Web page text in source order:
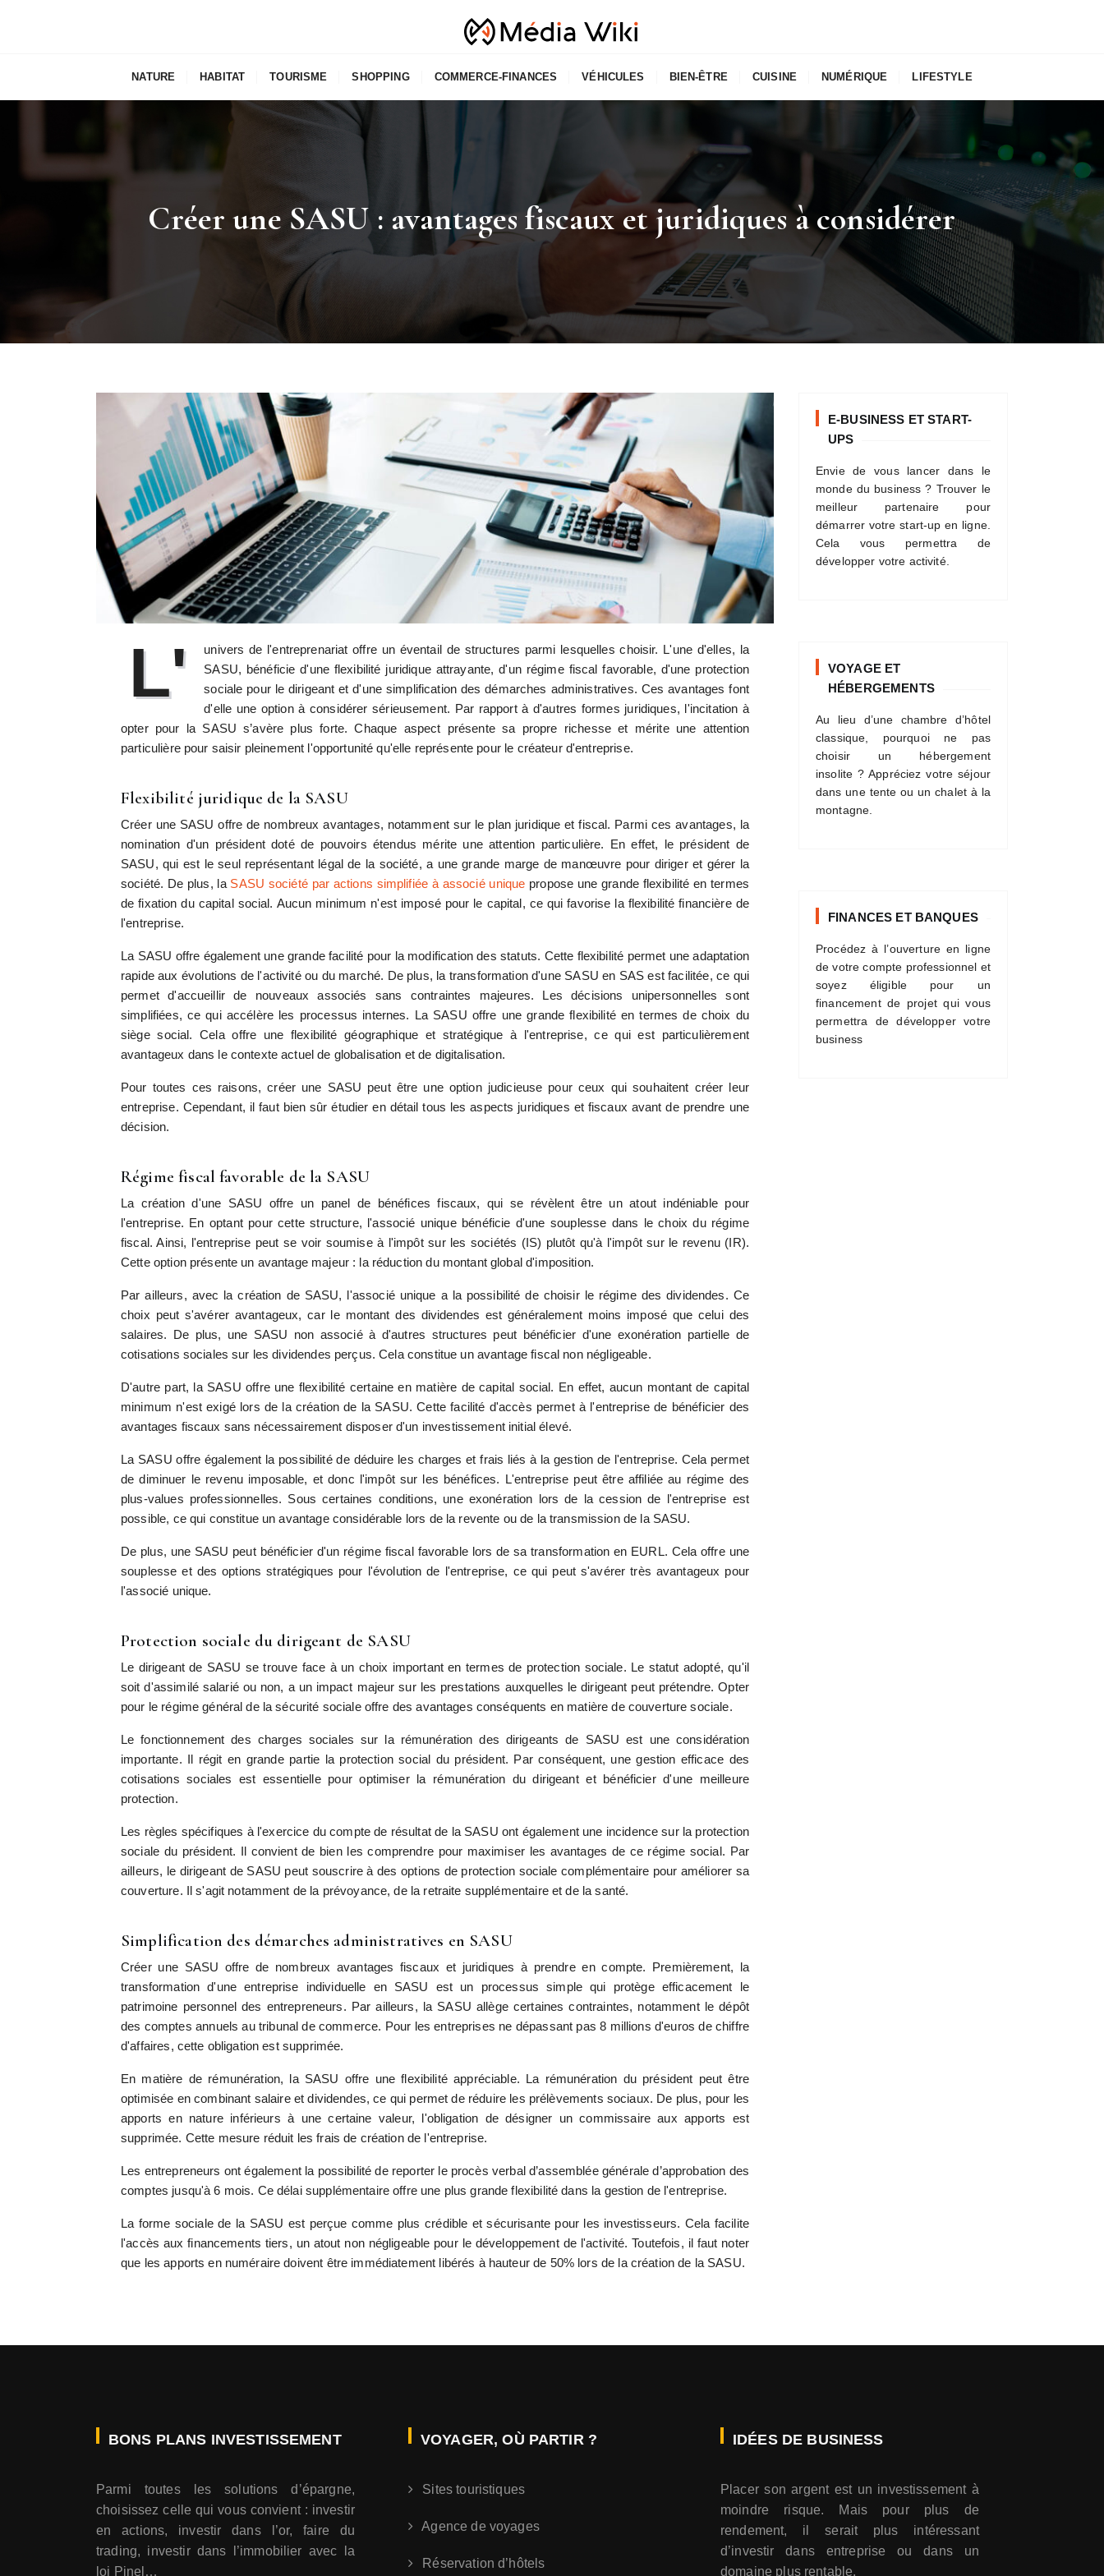
NATURE HABITAT TOURISME SHOPPING COMMERCE-FINANCES VÉHICULES BIEN-ÊTRE CUISINE NUMÉRIQUE LIFESTYLE
Créer une SASU : avantages fiscaux et juridiques à considérer
L'
univers de l'entreprenariat offre un éventail de structures parmi lesquelles choisir. L'une d'elles, la
SASU, bénéficie d'une flexibilité juridique attrayante, d'un régime fiscal favorable, d'une protection
sociale pour le dirigeant et d'une simplification des démarches administratives. Ces avantages font
d'elle une option à considérer sérieusement. Par rapport à d'autres formes juridiques, l'incitation à
opter pour la SASU s’avère plus forte. Chaque aspect présente sa propre richesse et mérite une attention
particulière pour saisir pleinement l'opportunité qu'elle représente pour le créateur d'entreprise.
Flexibilité juridique de la SASU
Créer une SASU offre de nombreux avantages, notamment sur le plan juridique et fiscal. Parmi ces avantages, la
nomination d'un président doté de pouvoirs étendus mérite une attention particulière. En effet, le président de
SASU, qui est le seul représentant légal de la société, a une grande marge de manœuvre pour diriger et gérer la
société. De plus, la SASU société par actions simplifiée à associé unique propose une grande flexibilité en termes
de fixation du capital social. Aucun minimum n'est imposé pour le capital, ce qui favorise la flexibilité financière de
l'entreprise.
La SASU offre également une grande facilité pour la modification des statuts. Cette flexibilité permet une adaptation
rapide aux évolutions de l'activité ou du marché. De plus, la transformation d'une SASU en SAS est facilitée, ce qui
permet d'accueillir de nouveaux associés sans contraintes majeures. Les décisions unipersonnelles sont
simplifiées, ce qui accélère les processus internes. La SASU offre une grande flexibilité en termes de choix du
siège social. Cela offre une flexibilité géographique et stratégique à l'entreprise, ce qui est particulièrement
avantageux dans le contexte actuel de globalisation et de digitalisation.
Pour toutes ces raisons, créer une SASU peut être une option judicieuse pour ceux qui souhaitent créer leur
entreprise. Cependant, il faut bien sûr étudier en détail tous les aspects juridiques et fiscaux avant de prendre une
décision.
Régime fiscal favorable de la SASU
La création d'une SASU offre un panel de bénéfices fiscaux, qui se révèlent être un atout indéniable pour
l'entreprise. En optant pour cette structure, l'associé unique bénéficie d'une souplesse dans le choix du régime
fiscal. Ainsi, l'entreprise peut se voir soumise à l'impôt sur les sociétés (IS) plutôt qu'à l'impôt sur le revenu (IR).
Cette option présente un avantage majeur : la réduction du montant global d'imposition.
Par ailleurs, avec la création de SASU, l'associé unique a la possibilité de choisir le régime des dividendes. Ce
choix peut s'avérer avantageux, car le montant des dividendes est généralement moins imposé que celui des
salaires. De plus, une SASU non associé à d'autres structures peut bénéficier d'une exonération partielle de
cotisations sociales sur les dividendes perçus. Cela constitue un avantage fiscal non négligeable.
D'autre part, la SASU offre une flexibilité certaine en matière de capital social. En effet, aucun montant de capital
minimum n'est exigé lors de la création de la SASU. Cette facilité d'accès permet à l'entreprise de bénéficier des
avantages fiscaux sans nécessairement disposer d'un investissement initial élevé.
La SASU offre également la possibilité de déduire les charges et frais liés à la gestion de l'entreprise. Cela permet
de diminuer le revenu imposable, et donc l'impôt sur les bénéfices. L'entreprise peut être affiliée au régime des
plus-values professionnelles. Sous certaines conditions, une exonération lors de la cession de l'entreprise est
possible, ce qui constitue un avantage considérable lors de la revente ou de la transmission de la SASU.
De plus, une SASU peut bénéficier d'un régime fiscal favorable lors de sa transformation en EURL. Cela offre une
souplesse et des options stratégiques pour l'évolution de l'entreprise, ce qui peut s'avérer très avantageux pour
l'associé unique.
Protection sociale du dirigeant de SASU
Le dirigeant de SASU se trouve face à un choix important en termes de protection sociale. Le statut adopté, qu'il
soit d'assimilé salarié ou non, a un impact majeur sur les prestations auxquelles le dirigeant peut prétendre. Opter
pour le régime général de la sécurité sociale offre des avantages conséquents en matière de couverture sociale.
Le fonctionnement des charges sociales sur la rémunération des dirigeants de SASU est une considération
importante. Il régit en grande partie la protection social du président. Par conséquent, une gestion efficace des
cotisations sociales est essentielle pour optimiser la rémunération du dirigeant et bénéficier d'une meilleure
protection.
Les règles spécifiques à l'exercice du compte de résultat de la SASU ont également une incidence sur la protection
sociale du président. Il convient de bien les comprendre pour maximiser les avantages de ce régime social. Par
ailleurs, le dirigeant de SASU peut souscrire à des options de protection sociale complémentaire pour améliorer sa
couverture. Il s'agit notamment de la prévoyance, de la retraite supplémentaire et de la santé.
Simplification des démarches administratives en SASU
Créer une SASU offre de nombreux avantages fiscaux et juridiques à prendre en compte. Premièrement, la
transformation d'une entreprise individuelle en SASU est un processus simple qui protège efficacement le
patrimoine personnel des entrepreneurs. Par ailleurs, la SASU allège certaines contraintes, notamment le dépôt
des comptes annuels au tribunal de commerce. Pour les entreprises ne dépassant pas 8 millions d'euros de chiffre
d'affaires, cette obligation est supprimée.
En matière de rémunération, la SASU offre une flexibilité appréciable. La rémunération du président peut être
optimisée en combinant salaire et dividendes, ce qui permet de réduire les prélèvements sociaux. De plus, pour les
apports en nature inférieurs à une certaine valeur, l'obligation de désigner un commissaire aux apports est
supprimée. Cette mesure réduit les frais de création de l'entreprise.
Les entrepreneurs ont également la possibilité de reporter le procès verbal d’assemblée générale d’approbation des
comptes jusqu'à 6 mois. Ce délai supplémentaire offre une plus grande flexibilité dans la gestion de l'entreprise.
La forme sociale de la SASU est perçue comme plus crédible et sécurisante pour les investisseurs. Cela facilite
l'accès aux financements tiers, un atout non négligeable pour le développement de l'activité. Toutefois, il faut noter
que les apports en numéraire doivent être immédiatement libérés à hauteur de 50% lors de la création de la SASU.
E-BUSINESS ET START-
UPS
Envie de vous lancer dans le
monde du business ? Trouver le
meilleur partenaire pour
démarrer votre start-up en ligne.
Cela vous permettra de
développer votre activité.
VOYAGE ET
HÉBERGEMENTS
Au lieu d’une chambre d’hôtel
classique, pourquoi ne pas
choisir un hébergement
insolite ? Appréciez votre séjour
dans une tente ou un chalet à la
montagne.
FINANCES ET BANQUES
Procédez à l’ouverture en ligne
de votre compte professionnel et
soyez éligible pour un
financement de projet qui vous
permettra de développer votre
business
BONS PLANS INVESTISSEMENT
Parmi toutes les solutions d’épargne,
choisissez celle qui vous convient : investir
en actions, investir dans l’or, faire du
trading, investir dans l’immobilier avec la
loi Pinel…
VOYAGER, OÙ PARTIR ?
Sites touristiques
Agence de voyages
Réservation d’hôtels
IDÉES DE BUSINESS
Placer son argent est un investissement à
moindre risque. Mais pour plus de
rendement, il serait plus intéressant
d’investir dans entreprise ou dans un
domaine plus rentable.